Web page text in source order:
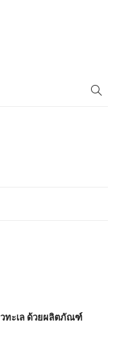
ทะเล ด้วยผลิตภัณฑ์